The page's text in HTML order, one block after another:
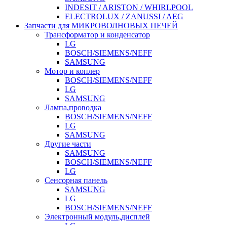
INDESIT / ARISTON / WHIRLPOOL
ELECTROLUX / ZANUSSI / AEG
Запчасти для МИКРОВОЛНОВЫХ ПЕЧЕЙ
Трансформатор и конденсатор
LG
BOSCH/SIEMENS/NEFF
SAMSUNG
Мотор и коплер
BOSCH/SIEMENS/NEFF
LG
SAMSUNG
Лампа,проводка
BOSCH/SIEMENS/NEFF
LG
SAMSUNG
Другие части
SAMSUNG
BOSCH/SIEMENS/NEFF
LG
Сенсорная панель
SAMSUNG
LG
BOSCH/SIEMENS/NEFF
Электронный модуль,дисплей